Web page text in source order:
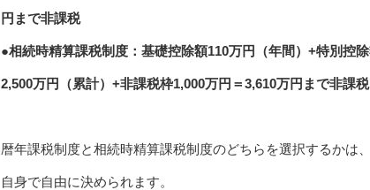
円まで非課税
●相続時精算課税制度：基礎控除額110万円（年間）+特別控
2,500万円（累計）+非課税枠1,000万円＝3,610万円まで非課税
暦年課税制度と相続時精算課税制度のどちらを選択するかは
自身で自由に決められます。